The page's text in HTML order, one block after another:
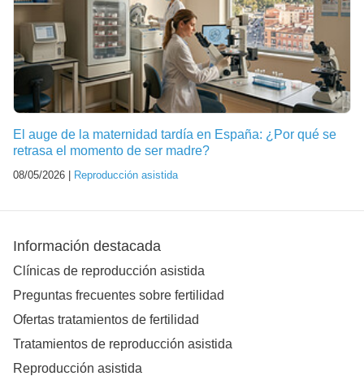
El auge de la maternidad tardía en España: ¿Por qué se
retrasa el momento de ser madre?
08/05/2026 | Reproducción asistida
Información destacada
Clínicas de reproducción asistida
Preguntas frecuentes sobre fertilidad
Ofertas tratamientos de fertilidad
Tratamientos de reproducción asistida
Reproducción asistida